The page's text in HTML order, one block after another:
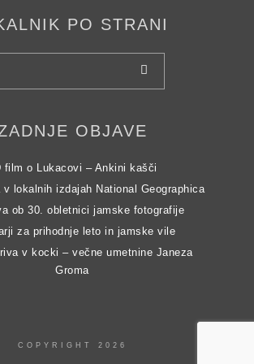
PO STRANI
OBJAVE
film o Lukacovi – Ankini kašči
v lokalnih izdajah National Geographica
ob 30. obletnici jamske fotografije
za prihodnje leto in jamske vile
v kocki – večne umetnine Janeza
Groma
COPYRIGHT 2026